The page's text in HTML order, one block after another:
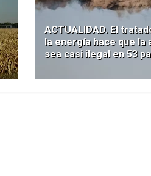
ACTUALIDAD. El
la energía hace que la
sea casi ilegal en 53